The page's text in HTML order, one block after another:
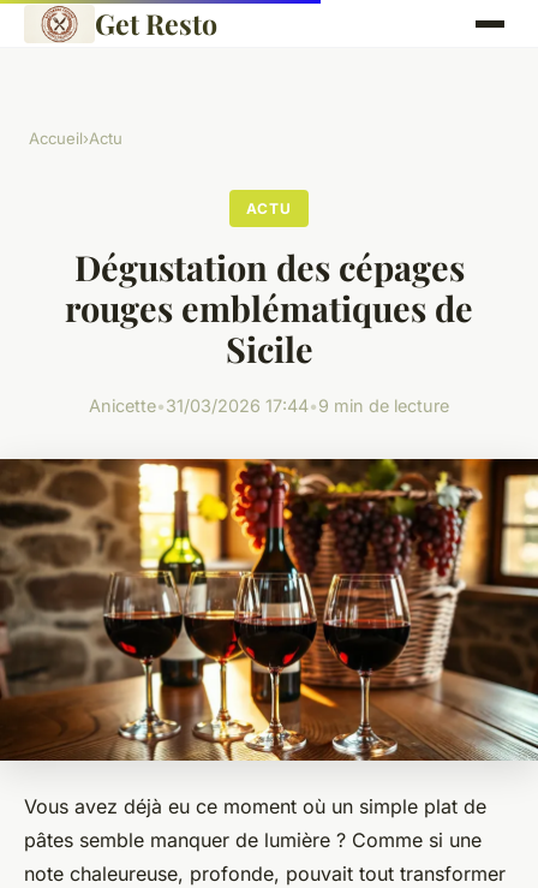
Get Resto
Accueil›Actu
ACTU
Dégustation des cépages
rouges emblématiques de
Sicile
Anicette•31/03/2026 17:44•9 min de lecture
Vous avez déjà eu ce moment où un simple plat de
pâtes semble manquer de lumière ? Comme si une
note chaleureuse, profonde, pouvait tout transformer